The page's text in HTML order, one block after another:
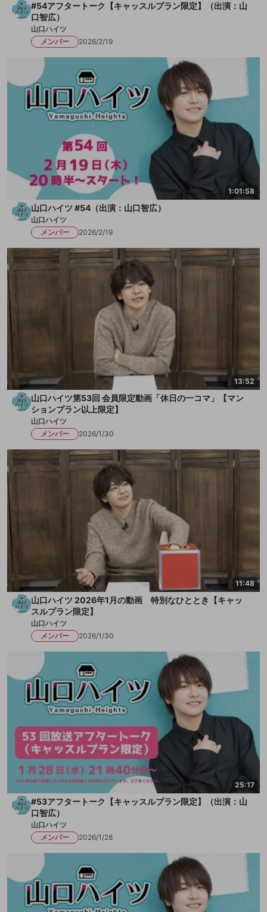
#54アフタートーク【キャッスルプラン限定】（出演：山
口智広）
山口ハイツ
メンバー
2026/2/19
1:01:58
山口ハイツ #54（出演：山口智広）
山口ハイツ
メンバー
2026/2/19
13:52
山口ハイツ第53回 会員限定動画「休日の一コマ」【マン
ションプラン以上限定】
山口ハイツ
メンバー
2026/1/30
11:48
山口ハイツ 2026年1月の動画 特別なひととき【キャッ
スルプラン限定】
山口ハイツ
メンバー
2026/1/30
25:17
#53アフタートーク【キャッスルプラン限定】（出演：山
口智広）
山口ハイツ
メンバー
2026/1/28